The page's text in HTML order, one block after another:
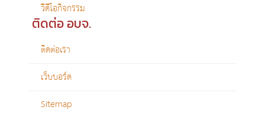
วีดีโอกิจกรรม
ติดต่อ อบจ.
ติดต่อเรา
เว็บบอร์ด
Sitemap